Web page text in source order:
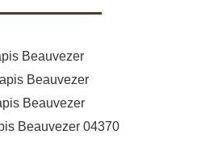
Beauvezer
Beauvezer
Beauvezer
Beauvezer 04370